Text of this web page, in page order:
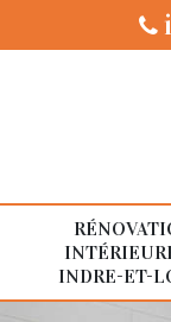
INDRE-ET-